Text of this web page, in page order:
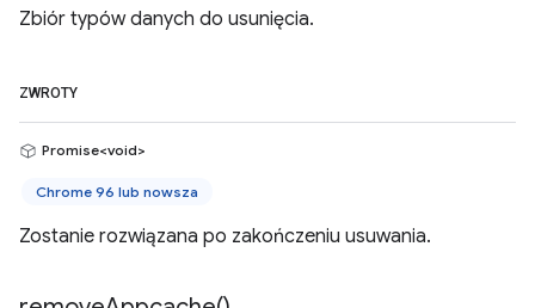
Zbiór typów danych do usunięcia.
ZWROTY
Promise<void>
Chrome 96 lub nowsza
Zostanie rozwiązana po zakończeniu usuwania.